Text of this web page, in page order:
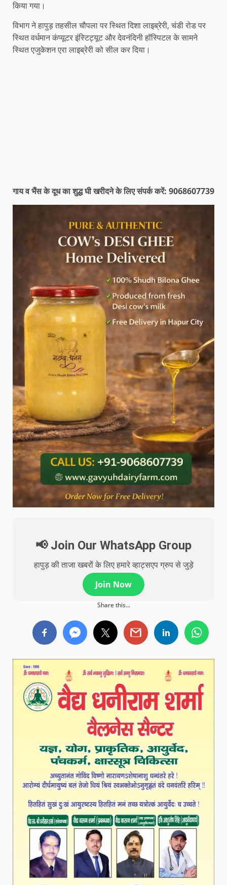
किया गया।
विभाग ने हापुड़ तहसील चौपला पर स्थित दिशा लाइब्रेरी, चंडी रोड पर
स्थित वर्धमान कंप्यूटर इंस्टिट्यूट और देवनंदिनी हॉस्पिटल के सामने
स्थित एजुकेशन एरा लाइब्रेरी को सील कर दिया।
गाय व भैंस के दूध का शुद्ध घी खरीदने के लिए संपर्क करें: 9068607739
📢 Join Our WhatsApp Group
हापुड़ की ताजा खबरों के लिए हमारे व्हाट्सएप ग्रुप से जुड़े
Join Now
Share this...